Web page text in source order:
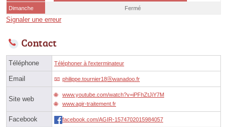
Dimanche
Fermé
Signaler une erreur
Contact
Téléphone Téléphoner à l'exterminateur
Email philippe.tournier18ⓐwanadoo.fr
Site web
www.youtube.com/watch?v=iPFhZtJiY7M
www.agir-traitement.fr
Facebook facebook.com/AGIR-1574702015984057